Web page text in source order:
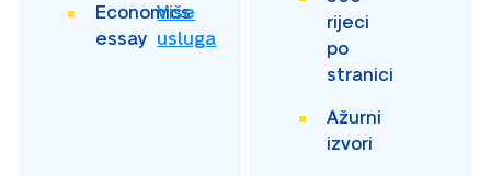
Economics
essay
Više
usluga
rijeci
po
stranici
Ažurni
izvori